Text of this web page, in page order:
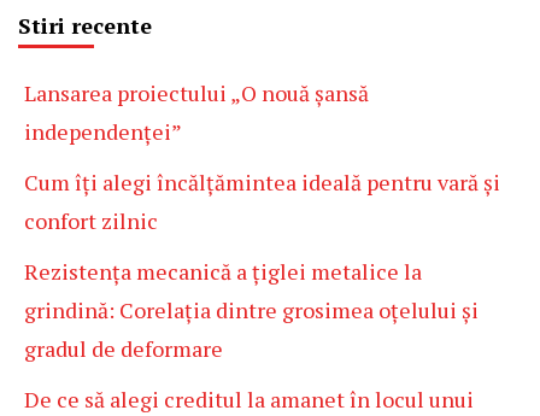
Stiri recente
Lansarea proiectului „O nouă șansă
independenței”
Cum îți alegi încălțămintea ideală pentru vară și
confort zilnic
Rezistența mecanică a țiglei metalice la
grindină: Corelația dintre grosimea oțelului și
gradul de deformare
De ce să alegi creditul la amanet în locul unui